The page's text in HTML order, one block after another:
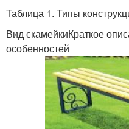
Таблица 1. Типы
Вид скамейкиКраткое
особенностей